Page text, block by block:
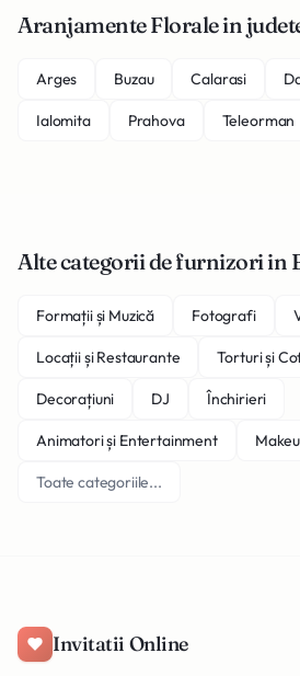
Aranjamente Florale in
Arges Buzau Calarasi
Ialomita Prahova Teleorman
Alte categorii de furnizori in
Formații și Muzică Fotografi
Locații și Restaurante Torturi și
Decorațiuni DJ Închirieri
Animatori și Entertainment
Toate categoriile...
Invitatii Online